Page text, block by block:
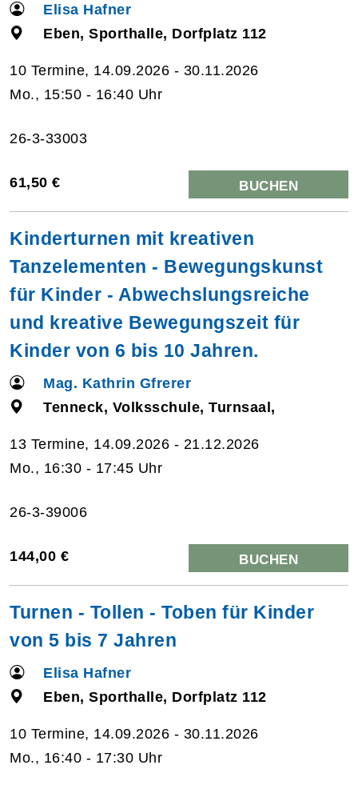
Elisa Hafner
Eben, Sporthalle, Dorfplatz 112
10 Termine, 14.09.2026 - 30.11.2026
Mo., 15:50 - 16:40 Uhr
26-3-33003
61,50 € BUCHEN
Kinderturnen mit kreativen
Tanzelementen - Bewegungskunst
für Kinder - Abwechslungsreiche
und kreative Bewegungszeit für
Kinder von 6 bis 10 Jahren.
Mag. Kathrin Gfrerer
Tenneck, Volksschule, Turnsaal,
13 Termine, 14.09.2026 - 21.12.2026
Mo., 16:30 - 17:45 Uhr
26-3-39006
144,00 € BUCHEN
Turnen - Tollen - Toben für Kinder
von 5 bis 7 Jahren
Elisa Hafner
Eben, Sporthalle, Dorfplatz 112
10 Termine, 14.09.2026 - 30.11.2026
Mo., 16:40 - 17:30 Uhr